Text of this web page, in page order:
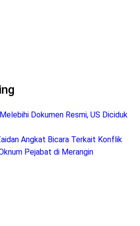
Dokumen Resmi, US Diciduk
Angkat Bicara Terkait Konflik
Pejabat di Merangin